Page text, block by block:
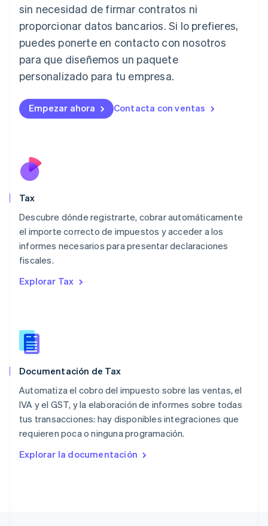
sin necesidad de firmar contratos ni
proporcionar datos bancarios. Si lo prefieres,
puedes ponerte en contacto con nosotros
para que diseñemos un paquete
personalizado para tu empresa.
Empezar ahora Contacta con ventas
Tax
Descubre dónde registrarte, cobrar automáticamente
el importe correcto de impuestos y acceder a los
informes necesarios para presentar declaraciones
fiscales.
Explorar Tax
Documentación de Tax
Automatiza el cobro del impuesto sobre las ventas, el
IVA y el GST, y la elaboración de informes sobre todas
tus transacciones: hay disponibles integraciones que
requieren poca o ninguna programación.
Explorar la documentación
Irlanda
Italia
ItalianoEnglish
Japón
English
Letonia
Liechtenstein
DeutschEnglish
Français
Malasia
English
México
Español
Noruega
English
Nueva Zelandia
English
English
Portugal
RAE de Hong Kong, China
English简体中文
Reino Unido
English
República Checa
English
English